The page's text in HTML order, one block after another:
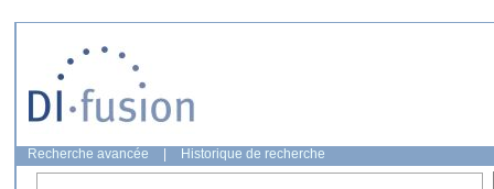
Recherche avancée Historique de recherche